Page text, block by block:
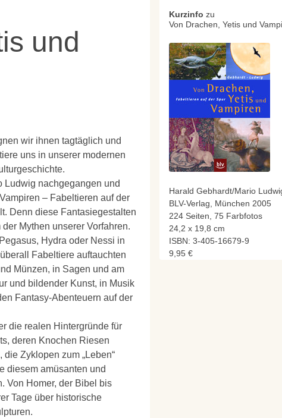
und
wir ihnen tagtäglich und
uns in unserer modernen
Ludwig nachgegangen und
– Fabeltieren auf der
Denn diese Fantasiegestalten
Mythen unserer Vorfahren.
Hydra oder Nessi in
Fabeltiere auftauchten
Münzen, in Sagen und am
und bildender Kunst, in Musik
Fantasy-Abenteuern auf der
die realen Hintergründe für
deren Knochen Riesen
Zyklopen zum „Leben“
diesem amüsanten und
Von Homer, der Bibel bis
Tage über historische
Kurzinfo zu
Von Drachen, Yetis und
Harald Gebhardt/Mario
BLV-Verlag, München 2005
224 Seiten, 75 Farbfotos
24,2 x 19,8 cm
ISBN: 3-405-16679-9
9,95 €